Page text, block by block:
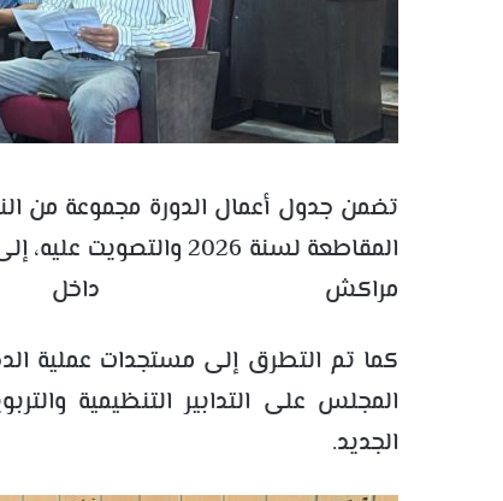
تضمن جدول أعمال الدورة مجموعة من
المقاطعة لسنة 2026
مراكش
المجلس على التدابير التنظيمية
الجديد.